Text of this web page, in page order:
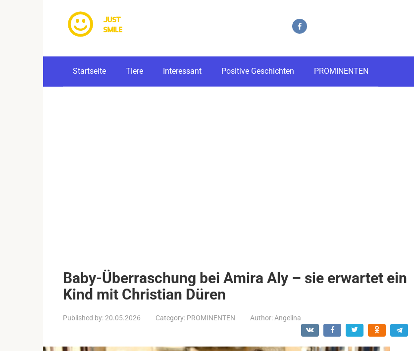
Startseite Tiere Interessant Positive Geschichten PROMINENTEN
Baby-Überraschung bei Amira Aly – sie erwartet ein
Kind mit Christian Düren
Published by:20.05.2026 Category: PROMINENTEN Author: Angelina